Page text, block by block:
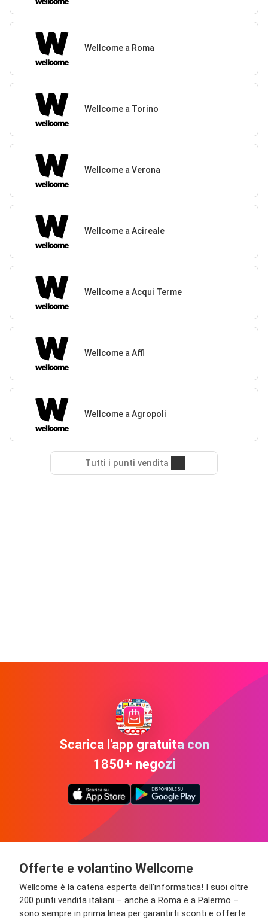
Wellcome a Roma
Wellcome a Torino
Wellcome a Verona
Wellcome a Acireale
Wellcome a Acqui Terme
Wellcome a Affi
Wellcome a Agropoli
Tutti i punti vendita
Scarica l'app gratuita con
1850+ negozi
Offerte e volantino Wellcome
Wellcome è la catena esperta dell’informatica! I suoi oltre
200 punti vendita italiani – anche a Roma e a Palermo –
sono sempre in prima linea per garantirti sconti e offerte